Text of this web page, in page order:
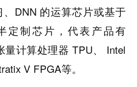
DNN 的运算芯片或基于
定制芯片，代表产品有
量计算处理器 TPU、 Intel
V FPGA等。